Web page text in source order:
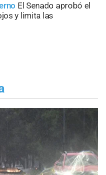
El Senado aprobó el
y limita las